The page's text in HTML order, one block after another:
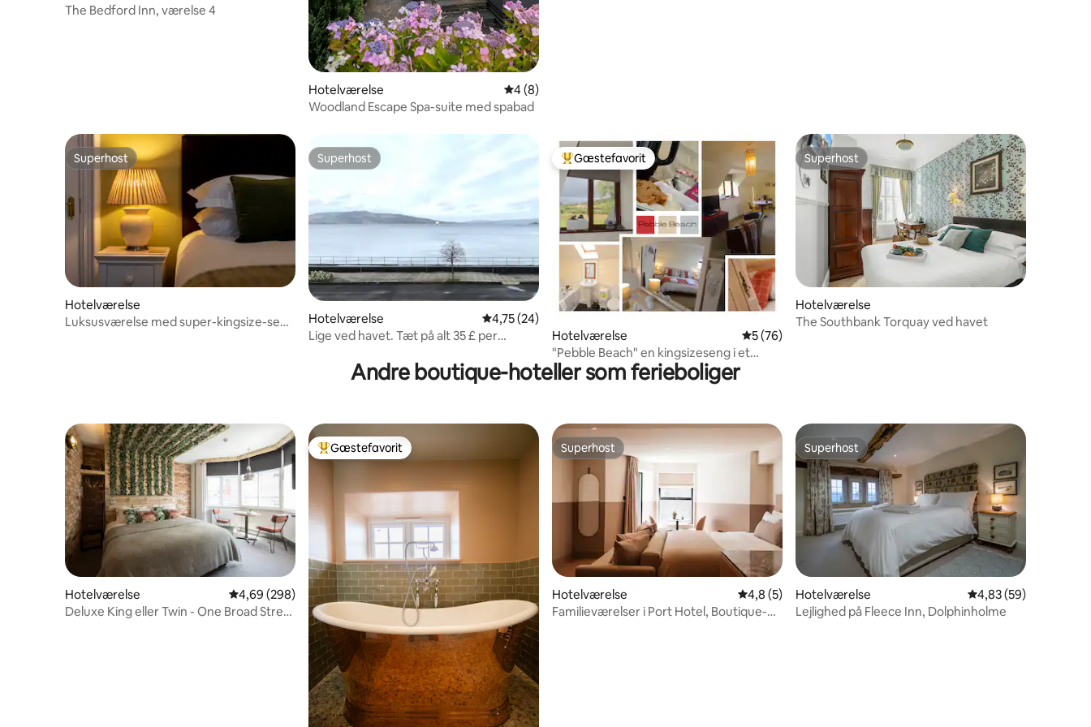
The Bedford Inn, værelse 4
Hotelværelse 4 ud af 5 i gennemsnitlig bedømmelse, 8 omtaler
4 (8)
Woodland Escape Spa-suite med spabad
Superhost
Superhost
Hotelværelse
Luksusværelse med super-kingsize-seng
Superhost
Superhost
Hotelværelse 4,75 ud af 5 i gennemsnitlig bedømmelse, 24 omtaler
4,75 (24)
Lige ved havet. Tæt på alt 35 £ per
Bedste gæstefavorit
Gæstefavorit
Hotelværelse 5 ud af 5 i gennemsnitlig bedømmelse, 76 omtaler
5 (76)
"Pebble Beach" en kingsizeseng i et
kingsizeværelse
Superhost
Superhost
Hotelværelse
The Southbank Torquay ved havet
Andre boutique-hoteller som ferieboliger
Hotelværelse 4,69 ud af 5 i gennemsnitlig bedømmelse, 298 omtaler
4,69 (298)
Deluxe King eller Twin - One Broad Street
Bedste gæstefavorit
Gæstefavorit Superhost
Superhost
Hotelværelse 4,8 ud af 5 i gennemsnitlig bedømmelse, 5 omtaler
4,8 (5)
Familieværelser i Port Hotel, Boutique-
Superhost
Superhost
Hotelværelse 4,83 ud af 5 i
4,83 (59)
Lejlighed på Fleece Inn, Dolphinholme